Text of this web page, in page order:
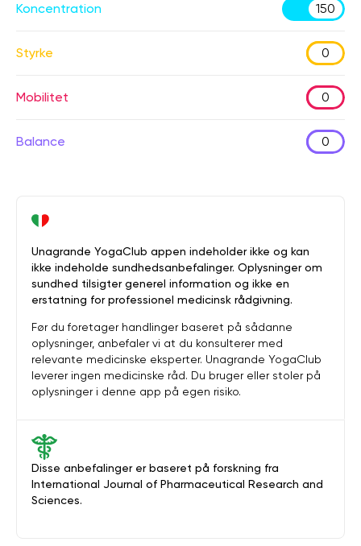
Koncentration 150
Styrke 0
Mobilitet 0
Balance 0
Disse anbefalinger er baseret på forskning fra
International Journal of Pharmaceutical Research and
Sciences.
Unagrande YogaClub appen indeholder ikke og kan
ikke indeholde sundhedsanbefalinger. Oplysninger om
sundhed tilsigter generel information og ikke en
erstatning for professionel medicinsk rådgivning.
Før du foretager handlinger baseret på sådanne
oplysninger, anbefaler vi at du konsulterer med
relevante medicinske eksperter. Unagrande YogaClub
leverer ingen medicinske råd. Du bruger eller stoler på
oplysninger i denne app på egen risiko.